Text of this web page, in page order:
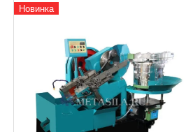
Новинка